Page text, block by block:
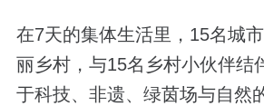
在7天的集体生活里，15名城
丽乡村，与15名乡村小伙伴结
于科技、非遗、绿茵场与自然